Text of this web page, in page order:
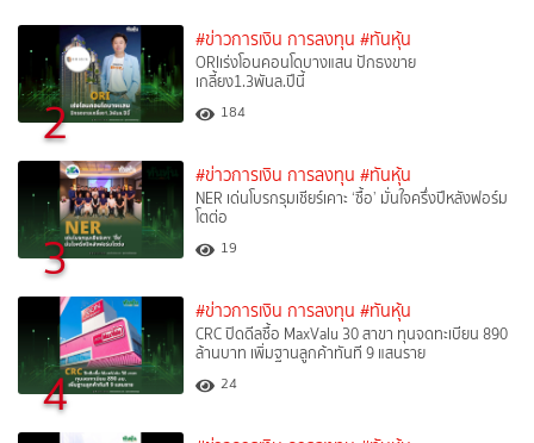
2
#ข่าวการเงิน การลงทุน #ทันหุ้น
ORIเร่งโอนคอนโดบางแสน ปักธงขาย
เกลี้ยง1.3พันล.ปีนี้
184
3
#ข่าวการเงิน การลงทุน #ทันหุ้น
NER เด่นโบรกรุมเชียร์เคาะ ‘ซื้อ’ มั่นใจครึ่งปีหลังฟอร์ม
โตต่อ
19
4
#ข่าวการเงิน การลงทุน #ทันหุ้น
CRC ปิดดีลซื้อ MaxValu 30 สาขา ทุนจดทะเบียน 890
ล้านบาท เพิ่มฐานลูกค้าทันที 9 แสนราย
24